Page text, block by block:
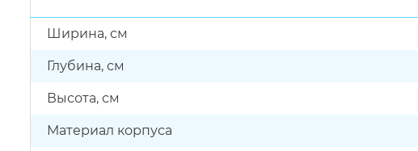
Ширина, см
Глубина, см
Высота, см
Материал корпуса